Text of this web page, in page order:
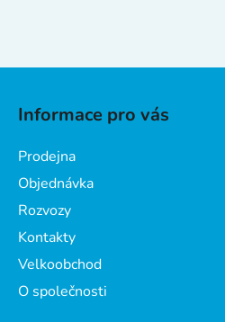
Informace pro vás
Prodejna
Objednávka
Rozvozy
Kontakty
Velkoobchod
O společnosti